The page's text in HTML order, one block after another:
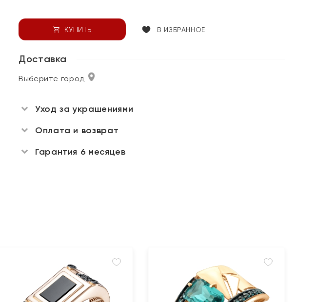
КУПИТЬ В ИЗБРАННОЕ
Доставка
Выберите город
Уход за украшениями
Оплата и возврат
Гарантия 6 месяцев